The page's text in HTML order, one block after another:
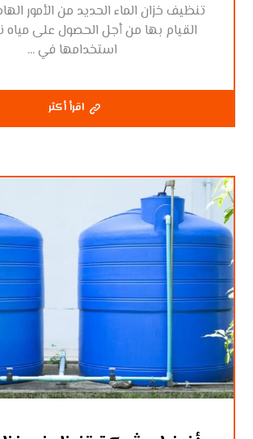
تنظيف خزان الماء الحديد من الأمور
القيام بها من أجل الحصول على
استخدامها في ...
اقرأ أكثر